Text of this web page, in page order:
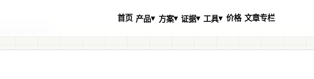
首页 产品▾ 方案▾ 证据▾ 工具▾ 价格 文章专栏